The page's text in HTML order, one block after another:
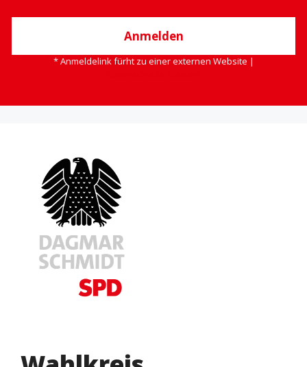
Anmelden
* Anmeldelink fürht zu einer externen Website |